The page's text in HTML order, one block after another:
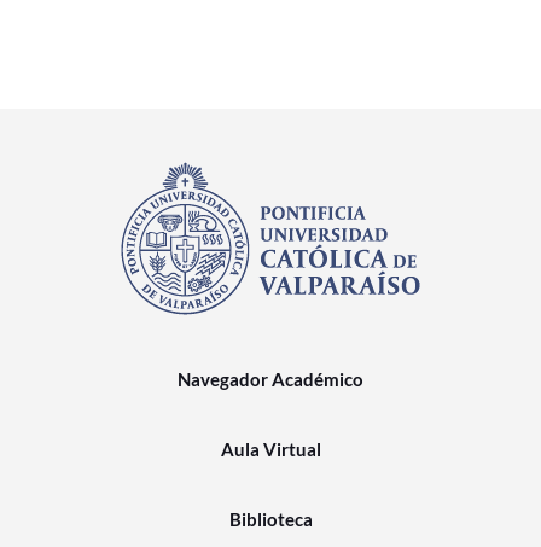
Navegador Académico
Aula Virtual
Biblioteca